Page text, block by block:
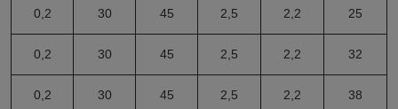
0,2 30 45 2,5 2,2 25
0,2 30 45 2,5 2,2 32
0,2 30 45 2,5 2,2 38